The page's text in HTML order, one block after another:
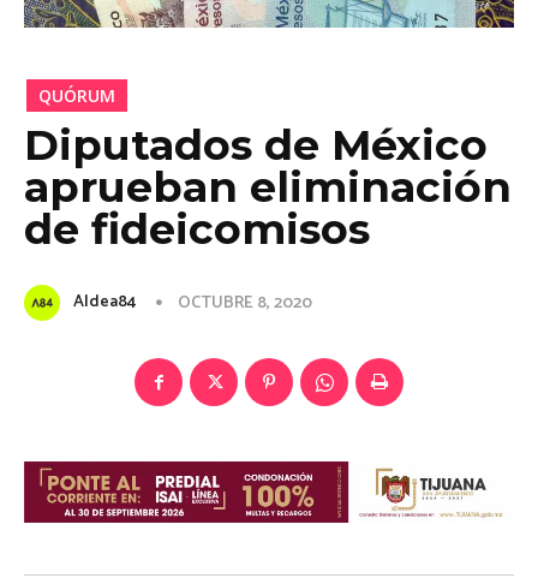
QUÓRUM
Diputados de México
aprueban eliminación
de fideicomisos
Aldea84 OCTUBRE 8, 2020